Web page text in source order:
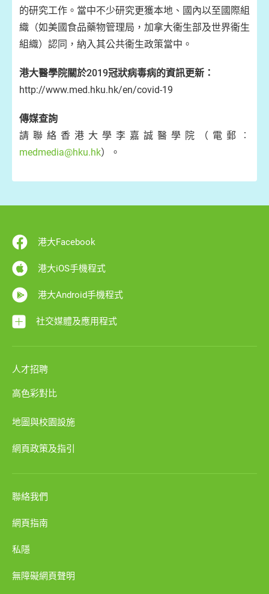
的研究工作。當中不少研究更獲本地、國內以至國際組
織（如美國食品藥物管理局，加拿大衞生部及世界衞生
組織）認同，納入其公共衞生政策當中。
港大醫學院關於2019冠狀病毒病的資訊更新：
http://www.med.hku.hk/en/covid-19
傳媒查詢
請聯絡香港大學李嘉誠醫學院（電郵︰
medmedia@hku.hk）。
港大Facebook
港大iOS手機程式
港大Android手機程式
社交媒體及應用程式
人才招聘
高色彩對比
地圖與校園設施
網頁政策及指引
聯絡我們
網頁指南
私隱
無障礙網頁聲明